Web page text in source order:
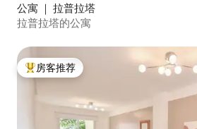
公寓 ｜ 拉普拉塔
拉普拉塔的公寓
热门「房客推荐」
房客推荐